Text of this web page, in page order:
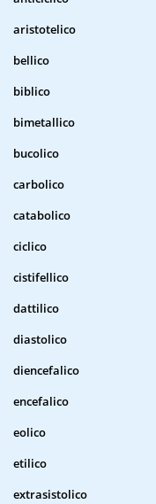
aristotelico
bellico
biblico
bimetallico
bucolico
carbolico
catabolico
ciclico
cistifellico
dattilico
diastolico
diencefalico
encefalico
eolico
etilico
extrasistolico